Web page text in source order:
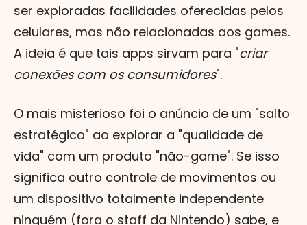
ser exploradas facilidades oferecidas pelos
celulares, mas não relacionadas aos games.
A ideia é que tais apps sirvam para "criar
conexões com os consumidores".
O mais misterioso foi o anúncio de um "salto
estratégico" ao explorar a "qualidade de
vida" com um produto "não-game". Se isso
significa outro controle de movimentos ou
um dispositivo totalmente independente
ninguém (fora o staff da Nintendo) sabe, e